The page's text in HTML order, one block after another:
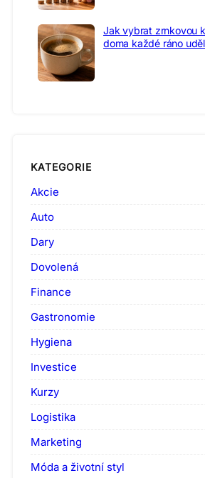
Jak vybrat zrnkovou
doma každé ráno
KATEGORIE
Akcie
Auto
Dary
Dovolená
Finance
Gastronomie
Hygiena
Investice
Kurzy
Logistika
Marketing
Móda a životní styl